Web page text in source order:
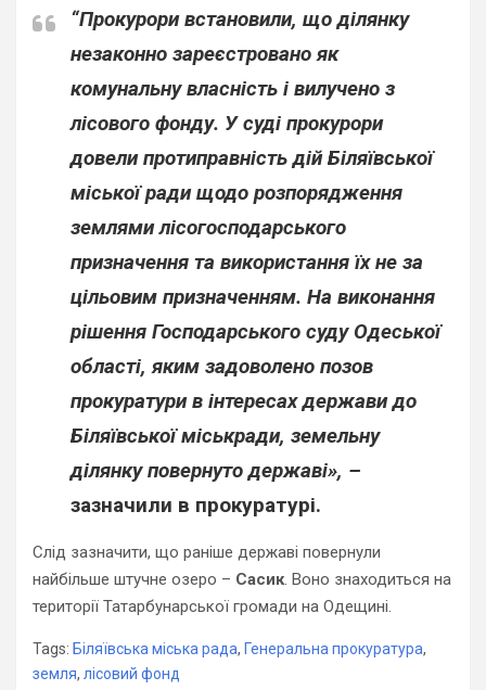
“Прокурори встановили, що ділянку
незаконно зареєстровано як
комунальну власність і вилучено з
лісового фонду. У суді прокурори
довели протиправність дій Біляївської
міської ради щодо розпорядження
землями лісогосподарського
призначення та використання їх не за
цільовим призначенням. На виконання
рішення Господарського суду Одеської
області, яким задоволено позов
прокуратури в інтересах держави до
Біляївської міськради, земельну
ділянку повернуто державі», –
зазначили в прокуратурі.
Слід зазначити, що раніше державі повернули
найбільше штучне озеро – Сасик. Воно знаходиться на
території Татарбунарської громади на Одещині.
Tags: Біляївська міська рада, Генеральна прокуратура,
земля, лісовий фонд